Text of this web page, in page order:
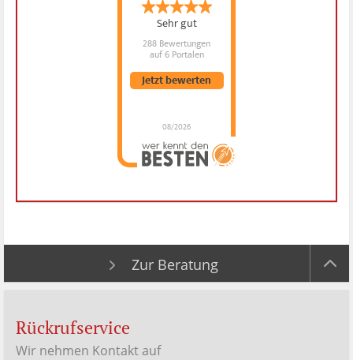
Sehr gut
288 Bewertungen
auf 6 Portalen
08/2026
Jetzt bewerten
Dr. Hubert Menken
hat4.88 von5
MenkenBewertungen
Zur Beratung
Rückrufservice
Wir nehmen Kontakt auf